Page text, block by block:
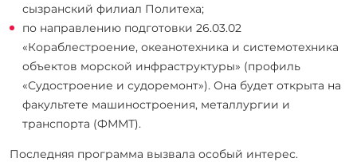
сызранский филиал Политеха;
по направлению подготовки 26.03.02
«Кораблестроение, океанотехника и системотехника
объектов морской инфраструктуры» (профиль
«Судостроение и судоремонт»). Она будет открыта на
факультете машиностроения, металлургии и
транспорта (ФММТ).
Последняя программа вызвала особый интерес.